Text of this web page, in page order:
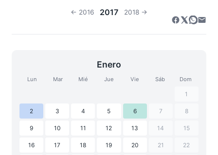
← 2016 2017 2018 →
Enero
Lun Mar Mié Jue Vie Sáb Dom
1
2 3 4 5 6 7 8
9 10 11 12 13 14 15
16 17 18 19 20 21 22